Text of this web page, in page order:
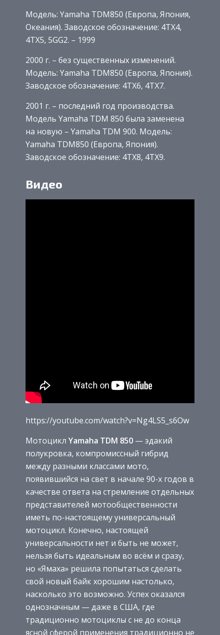
Модель: Yamaha TDM850 (Европа, Япония,
Океания). Заводское обозначение: 4TX4,
4TX5, 5GG2. – 1999
2000 г. – без существенных изменений.
Модель: Yamaha TDM850 (Европа, Япония).
Заводское обозначение: 4TX6, 4TX7.
2001 г. – последний год производства.
Модель Yamaha TDM 850 была заменена
на новую – Yamaha TDM 900. Модель:
Yamaha TDM850 (Европа, Япония).
Заводское обозначение: 4TX8, 4TX9.
Видео
https://youtube.com/watch?v=Ng4LS5_s6Ow
Мотоцикл Yamaha TDM 850 — эдакий
полукровка, компромиссный гибрид
между разными классами мото,
появившийся на свет в начале 90-х годов в
качестве ответа на стремление отдельных
представителей мотообщественности
иметь по-настоящему универсальный
мотоцикл. Конечно, настоящей
универсальности нет и быть не может,
нельзя быть идеальным во всём и сразу,
но «Ямаха» решила попытаться сделать
свой новый байк хорошим настолько,
насколько это возможно. Успех оказался
однозначным — даже в США, где
традиционно мотоциклы с не до конца
ясной сферой применения традиционно не